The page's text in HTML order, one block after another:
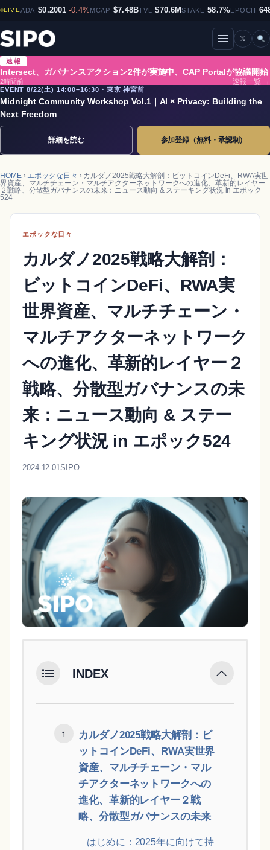
LIVEADA $0.2001 -0.4%MCAP $7.48BTVL $70.6MSTAKE 58.7%EPOCH
メニューを開閉
𝕏
速報
Intersect、ガバナンスアクション2件が実施中、CAP Portalが協議開始
2時間前
速報一覧 →
EVENT 8/22(土) 14:00–16:30・東京 神宮前
Midnight Community Workshop Vol.1｜AI × Privacy: Building the
Next Freedom
詳細を読む 参加登録（無料・承認制）
HOME› エポックな日々 › カルダノ2025戦略大解剖：ビットコインDeFi、RWA実世
界資産、マルチチェーン・マルチアクターネットワークへの進化、革新的レイヤー
２戦略、分散型ガバナンスの未来：ニュース動向 & ステーキング状況 in エポック
524
エポックな日々
カルダノ2025戦略大解剖：
ビットコインDeFi、RWA実
世界資産、マルチチェーン・
マルチアクターネットワーク
への進化、革新的レイヤー２
戦略、分散型ガバナンスの未
来：ニュース動向 & ステー
キング状況 in エポック524
2024-12-01SIPO
INDEX
カルダノ2025戦略大解剖：ビ
ットコインDeFi、RWA実世界
資産、マルチチェーン・マル
チアクターネットワークへの
進化、革新的レイヤー２戦
略、分散型ガバナンスの未来
はじめに：2025年に向けて持